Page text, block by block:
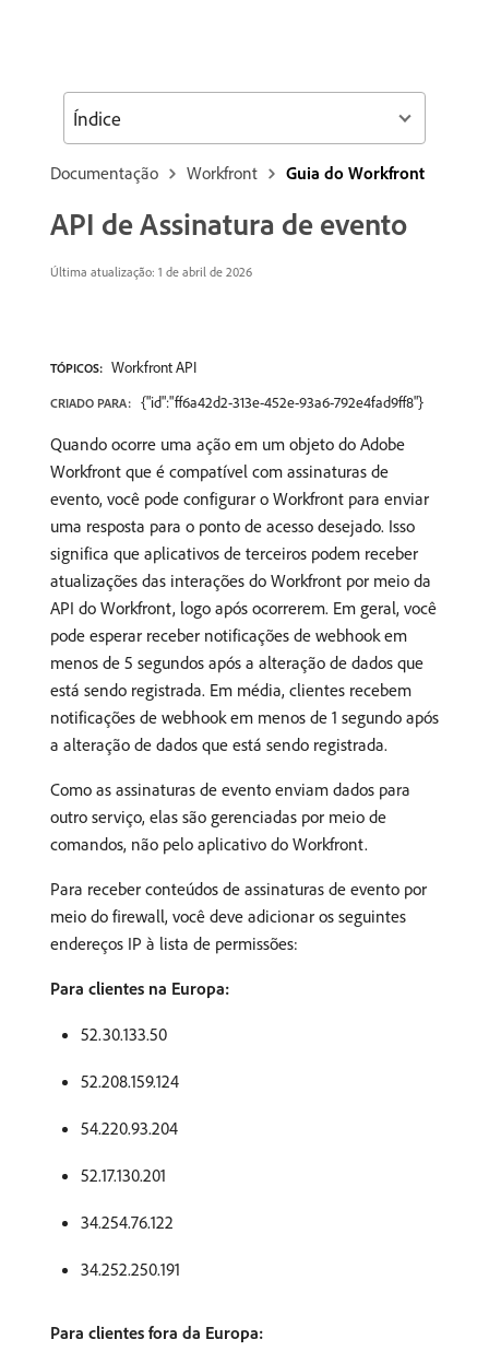
Documentação Workfront Guia do Workfront
API de Assinatura de evento
Última atualização: 1 de abril de 2026
TÓPICOS: Workfront API
CRIADO PARA: {"id":"ff6a42d2-313e-452e-93a6-792e4fad9ff8"}
Quando ocorre uma ação em um objeto do Adobe
Workfront que é compatível com assinaturas de
evento, você pode configurar o Workfront para enviar
uma resposta para o ponto de acesso desejado. Isso
significa que aplicativos de terceiros podem receber
atualizações das interações do Workfront por meio da
API do Workfront, logo após ocorrerem. Em geral, você
pode esperar receber notificações de webhook em
menos de 5 segundos após a alteração de dados que
está sendo registrada. Em média, clientes recebem
notificações de webhook em menos de 1 segundo após
a alteração de dados que está sendo registrada.
Como as assinaturas de evento enviam dados para
outro serviço, elas são gerenciadas por meio de
comandos, não pelo aplicativo do Workfront.
Para receber conteúdos de assinaturas de evento por
meio do firewall, você deve adicionar os seguintes
endereços IP à lista de permissões:
Para clientes na Europa:
52.30.133.50
52.208.159.124
54.220.93.204
52.17.130.201
34.254.76.122
34.252.250.191
Para clientes fora da Europa:
Índice